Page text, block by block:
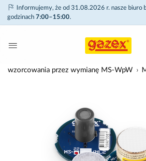
Informujemy, że od 31.08.2026 r. nasze biuro
godzinach 7:00–15:00.
wzorcowania przez wymianę MS-WpW